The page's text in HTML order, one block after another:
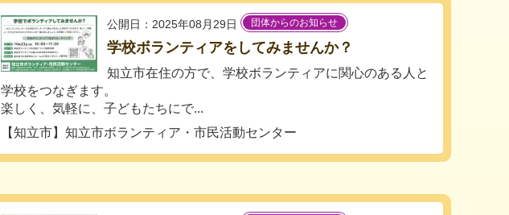
公開日：2025年08月29日 団体からのお知らせ
学校ボランティアをしてみませんか？
知立市在住の方で、学校ボランティアに関心のある人と
学校をつなぎます。
楽しく、気軽に、子どもたちにで...
【知立市】知立市ボランティア・市民活動センター